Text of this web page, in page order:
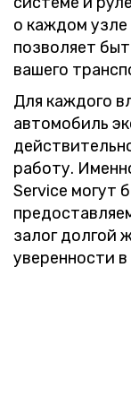
о каждом узле
позволяет
вашего
Для каждого
автомобиль
работу.
Service могут
залог долгой
уверенности